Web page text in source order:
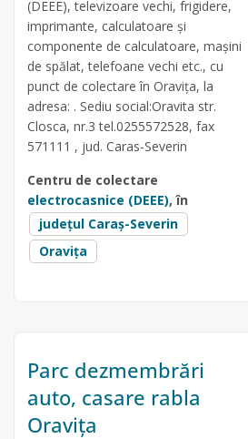
(DEEE), televizoare vechi, frigidere,
imprimante, calculatoare și
componente de calculatoare, mașini
de spălat, telefoane vechi etc., cu
punct de colectare în Oravița, la
adresa: . Sediu social:Oravita str.
Closca, nr.3 tel.0255572528, fax
571111 , jud. Caras-Severin
Centru de colectare
electrocasnice (DEEE), în
județul Caraș-Severin
Oravița
Parc dezmembrări
auto, casare rabla
Oravița